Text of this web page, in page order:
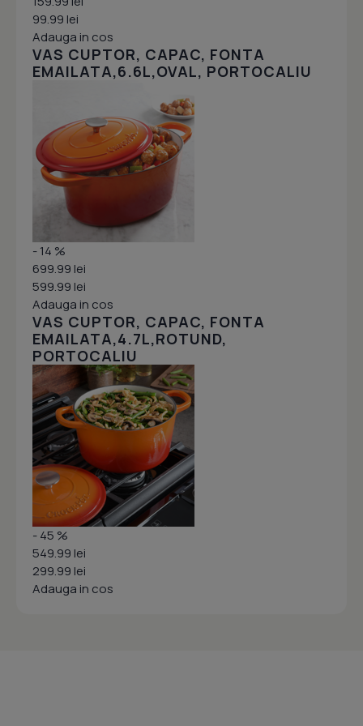
99.99 lei
Adauga in cos
VAS CUPTOR, CAPAC, FONTA
EMAILATA,6.6L,OVAL, PORTOCALIU
- 14 %
699.99 lei
599.99 lei
Adauga in cos
VAS CUPTOR, CAPAC, FONTA
EMAILATA,4.7L,ROTUND,
PORTOCALIU
- 45 %
549.99 lei
299.99 lei
Adauga in cos